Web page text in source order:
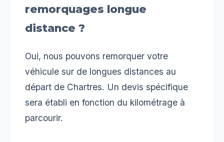
remorquages longue
distance ?
Oui, nous pouvons remorquer votre
véhicule sur de longues distances au
départ de Chartres. Un devis spécifique
sera établi en fonction du kilométrage à
parcourir.